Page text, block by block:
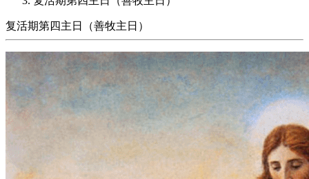
复活期第四主日（善牧主日）